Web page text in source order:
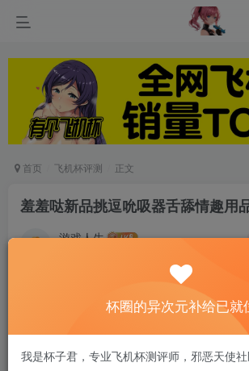
首页 飞机杯评测 正文
羞羞哒新品挑逗吮吸器舌舔情趣用
游戏人生
第一眼包装不错，感觉挺高档的。
搁手，材料没有异味，转圈的舌头
杯圈的异次元补给已就
我是杯子君，专业飞机杯测评师，邪恶天使社